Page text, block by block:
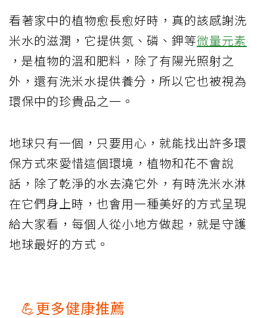
看著家中的植物愈長愈好時，真的該感謝洗
米水的滋潤，它提供氮、磷、鉀等微量元素
，是植物的溫和肥料，除了有陽光照射之
外，還有洗米水提供養分，所以它也被視為
環保中的珍貴品之一。
地球只有一個，只要用心，就能找出許多環
保方式來愛惜這個環境，植物和花不會說
話，除了乾淨的水去澆它外，有時洗米水淋
在它們身上時，也會用一種美好的方式呈現
給大家看，每個人從小地方做起，就是守護
地球最好的方式。
💪更多健康推薦